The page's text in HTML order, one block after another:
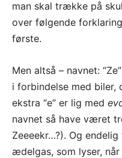
man skal trække på
over følgende
første.
Men altså – navnet:
i forbindelse med biler,
ekstra “e” er lig med
navnet så have været
Zeeeekr…?). Og endelig
ædelgas, som lyser,